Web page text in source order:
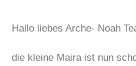
Hallo liebes Arche- Noah
die kleine Maira ist nun